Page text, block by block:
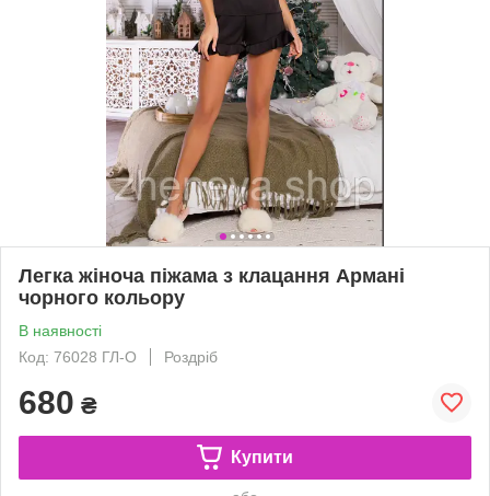
Легка жіноча піжама з клацання Армані
чорного кольору
В наявності
Код: 76028 ГЛ-О
Роздріб
680 ₴
Купити